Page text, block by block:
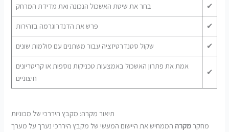
בחר את שיטת האשכול הנכונה ואת מדידת המרחק ✔
פרש את הדנדרוגרמה בזהירות ✔
שקול סטנדרטיזציה עבור משתנים עם סולמות שונים ✔
אמת את פתרון האשכול באמצעות טכניקות נוספות או קריטריונים
חיצוניים
✔
תיאור מקרה: מקבץ היררכי של מכוניות
מחקרמקרה הממחיש את היישום המעשי של מקבץ היררכי נערך על מערך